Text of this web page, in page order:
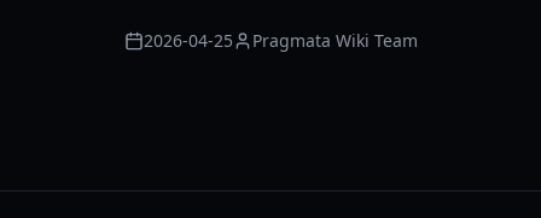
2026-04-25 Pragmata Wiki Team